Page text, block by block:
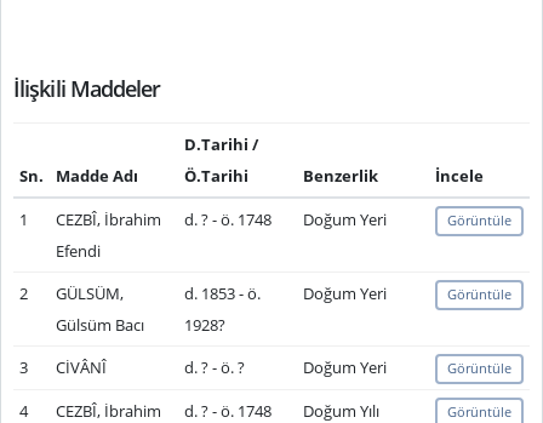
İlişkili Maddeler
Sn. Madde Adı
D.Tarihi /
Ö.Tarihi
Benzerlik
İncele
1
CEZBÎ, İbrahim
Efendi
d. ? - ö. 1748 Doğum Yeri Görüntüle
2
GÜLSÜM,
Gülsüm Bacı
d. 1853 - ö.
1928?
Doğum Yeri Görüntüle
3 CİVÂNÎ d. ? - ö. ? Doğum Yeri Görüntüle
4
CEZBÎ, İbrahim
d. ? - ö. 1748 Doğum Yılı Görüntüle